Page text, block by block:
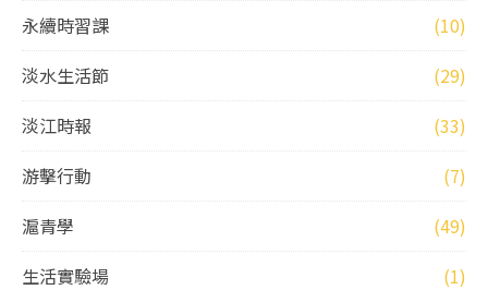
永續時習課
(10)
淡水生活節
(29)
淡江時報
(33)
游擊行動
(7)
滬青學
(49)
生活實驗場
(1)